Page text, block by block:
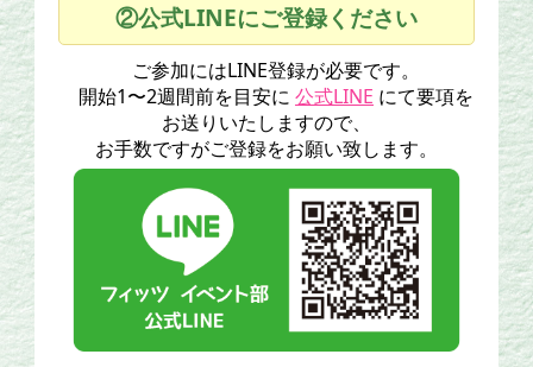
②公式LINEにご登録ください
ご参加にはLINE登録が必要です。
開始1〜2週間前を目安に 公式LINE にて要項を
お送りいたしますので、
お手数ですがご登録をお願い致します。